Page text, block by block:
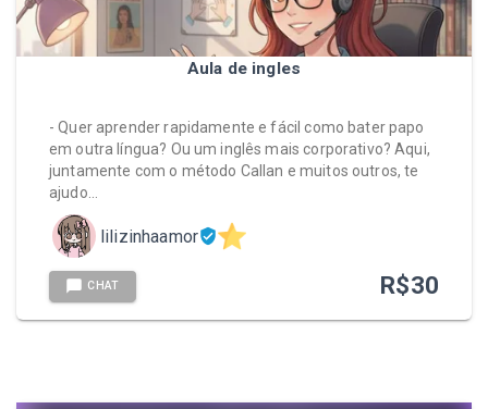
Aula de ingles
- Quer aprender rapidamente e fácil como bater papo
em outra língua? Ou um inglês mais corporativo? Aqui,
juntamente com o método Callan e muitos outros, te
ajudo…
lilizinhaamor
CHAT R$30